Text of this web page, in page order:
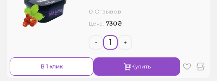
0 Отзывов
Цена: 730₴
- +
В 1 клик Купить